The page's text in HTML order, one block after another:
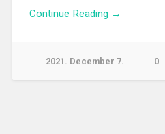
Continue Reading →
2021. December 7. 0